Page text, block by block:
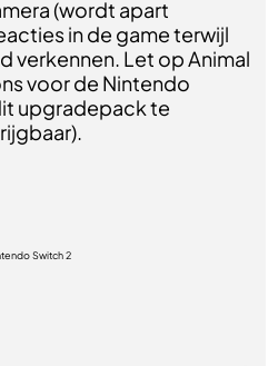
(wordt apart
in de game terwijl
verkennen. Let op Animal
voor de Nintendo
upgradepack te
Switch 2